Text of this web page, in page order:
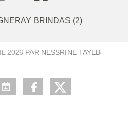
BRINDAS (2)
2026 PAR NESSRINE TAYEB